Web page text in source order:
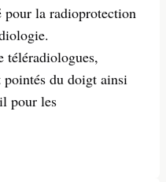
la radioprotection
téléradiologues,
du doigt ainsi
pour les